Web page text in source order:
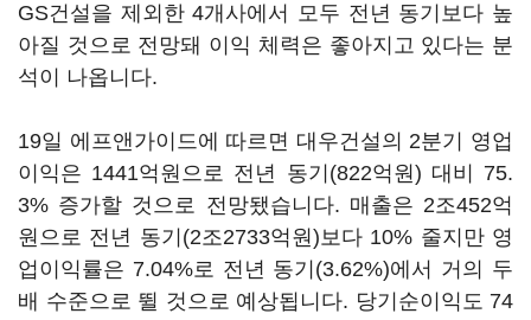
GS건설을 제외한 4개사에서 모두 전년 동기보다 높
아질 것으로 전망돼 이익 체력은 좋아지고 있다는 분
석이 나옵니다.
19일 에프앤가이드에 따르면 대우건설의 2분기 영업
이익은 1441억원으로 전년 동기(822억원) 대비 75.
3% 증가할 것으로 전망됐습니다. 매출은 2조452억
원으로 전년 동기(2조2733억원)보다 10% 줄지만 영
업이익률은 7.04%로 전년 동기(3.62%)에서 거의 두
배 수준으로 뛸 것으로 예상됩니다. 당기순이익도 74